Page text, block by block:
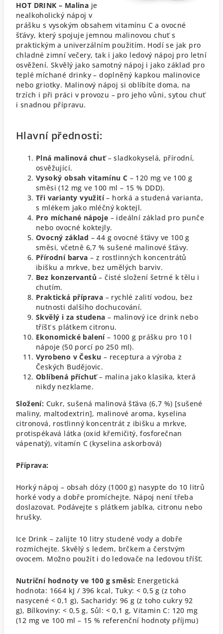
HOT DRINK – Malina je
nealkoholický nápoj v
prášku s vysokým obsahem vitamínu C a ovocné
šťávy, který spojuje jemnou malinovou chuť s
praktickým a univerzálním použitím. Hodí se jak pro
chladné zimní večery, tak i jako ledový nápoj pro letní
osvěžení.Skvělý jako samotný nápoj i jako základ pro
teplé míchané drinky – doplněný kapkou malinovice
nebo griotky. Malinový nápoj si oblíbíte doma, na
trzích i při práci v provozu – pro jeho vůni, sytou chuť
i snadnou přípravu.
Hlavní přednosti:
Plná malinová chuť– sladkokyselá, přírodní,
osvěžující.
Vysoký obsah vitamínu C – 120 mg ve 100 g
směsi (12 mg ve 100 ml – 15 % DDD).
Tři varianty využití– horká a studená varianta,
s mlékem jako mléčný koktejl.
Pro míchané nápoje – ideální základ pro punče
nebo ovocné koktejly.
Ovocný základ – 44 g ovocné šťávy ve 100 g
směsi, včetně 6,7 % sušené malinové šťávy.
Přírodní barva – z rostlinných koncentrátů
ibišku a mrkve, bez umělých barviv.
Bez konzervantů – čisté složení šetrné k tělu i
chutím.
Praktická příprava – rychlé zalití vodou, bez
nutnosti dalšího dochucování.
Skvělý i za studena – malinový ice drink nebo
tříšť s plátkem citronu.
Ekonomické balení– 1000 g prášku pro 10 l
nápoje (50 porcí po 250 ml).
Vyrobeno v Česku – receptura a výroba z
Českých Budějovic.
Oblíbená příchuť– malina jako klasika, která
nikdy nezklame.
Složení: Cukr, sušená malinová šťáva (6,7 %) [sušené
maliny, maltodextrin], malinové aroma, kyselina
citronová, rostlinný koncentrát z ibišku a mrkve,
protispékavá látka (oxid křemičitý, fosforečnan
vápenatý), vitamín C (kyselina askorbová)
Příprava:
Horký nápoj – obsah dózy (1000 g) nasypte do 10 litrů
horké vody a dobře promíchejte. Nápoj není třeba
doslazovat. Podávejte s plátkem jablka, citronu nebo
hrušky.
Ice Drink – zalijte 10 litry studené vody a dobře
rozmíchejte. Skvělý s ledem, brčkem a čerstvým
ovocem. Možno použít i do ledovače na ledovou tříšť.
Nutriční hodnoty ve 100 g směsi: Energetická
hodnota: 1664 kJ / 396 kcal, Tuky: < 0,5 g (z toho
nasycené < 0,1 g), Sacharidy: 96 g (z toho cukry 92
g), Bílkoviny: < 0,5 g, Sůl: < 0,1 g,Vitamin C: 120 mg
(12 mg ve 100 ml – 15 % referenční hodnoty příjmu)